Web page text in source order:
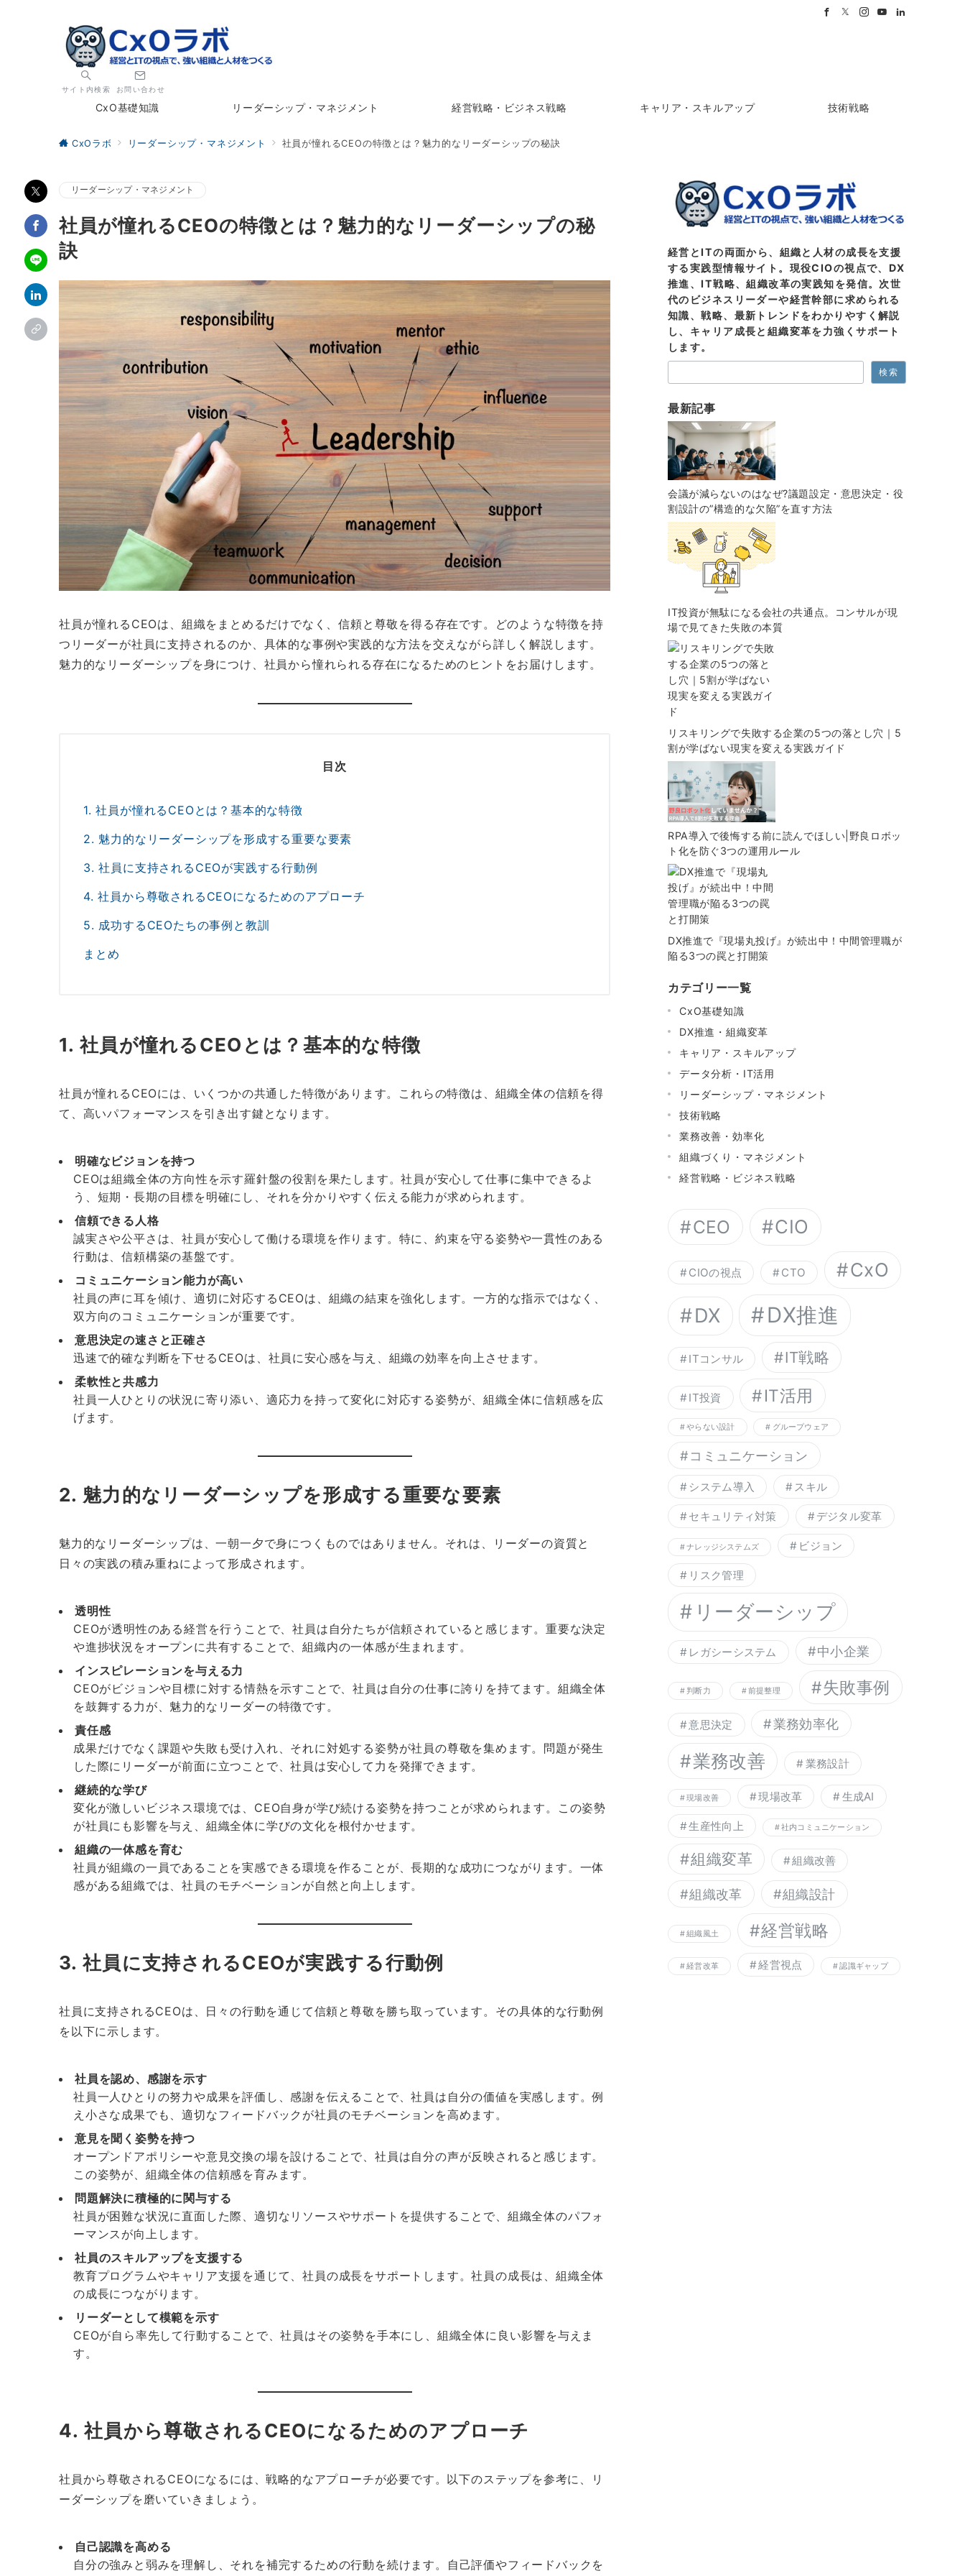
サイト内検索 お問い合わせ
CxO基礎知識 リーダーシップ・マネジメント 経営戦略・ビジネス戦略 キャリア・スキルアップ 技術戦略
CxOラボ リーダーシップ・マネジメント 社員が憧れるCEOの特徴とは？魅力的なリーダーシップの秘訣
リーダーシップ・マネジメント
社員が憧れるCEOの特徴とは？魅力的なリーダーシップの秘
訣
社員が憧れるCEOは、組織をまとめるだけでなく、信頼と尊敬を得る存在です。どのような特徴を持
つリーダーが社員に支持されるのか、具体的な事例や実践的な方法を交えながら詳しく解説します。
魅力的なリーダーシップを身につけ、社員から憧れられる存在になるためのヒントをお届けします。
目次
1. 社員が憧れるCEOとは？基本的な特徴
2. 魅力的なリーダーシップを形成する重要な要素
3. 社員に支持されるCEOが実践する行動例
4. 社員から尊敬されるCEOになるためのアプローチ
5. 成功するCEOたちの事例と教訓
まとめ
1. 社員が憧れるCEOとは？基本的な特徴
社員が憧れるCEOには、いくつかの共通した特徴があります。これらの特徴は、組織全体の信頼を得
て、高いパフォーマンスを引き出す鍵となります。
明確なビジョンを持つ
CEOは組織全体の方向性を示す羅針盤の役割を果たします。社員が安心して仕事に集中できるよ
う、短期・長期の目標を明確にし、それを分かりやすく伝える能力が求められます。
信頼できる人格
誠実さや公平さは、社員が安心して働ける環境を作ります。特に、約束を守る姿勢や一貫性のある
行動は、信頼構築の基盤です。
コミュニケーション能力が高い
社員の声に耳を傾け、適切に対応するCEOは、組織の結束を強化します。一方的な指示ではなく、
双方向のコミュニケーションが重要です。
意思決定の速さと正確さ
迅速で的確な判断を下せるCEOは、社員に安心感を与え、組織の効率を向上させます。
柔軟性と共感力
社員一人ひとりの状況に寄り添い、適応力を持って変化に対応する姿勢が、組織全体に信頼感を広
げます。
2. 魅力的なリーダーシップを形成する重要な要素
魅力的なリーダーシップは、一朝一夕で身につくものではありません。それは、リーダーの資質と
日々の実践の積み重ねによって形成されます。
透明性
CEOが透明性のある経営を行うことで、社員は自分たちが信頼されていると感じます。重要な決定
や進捗状況をオープンに共有することで、組織内の一体感が生まれます。
インスピレーションを与える力
CEOがビジョンや目標に対する情熱を示すことで、社員は自分の仕事に誇りを持てます。組織全体
を鼓舞する力が、魅力的なリーダーの特徴です。
責任感
成果だけでなく課題や失敗も受け入れ、それに対処する姿勢が社員の尊敬を集めます。問題が発生
した際にリーダーが前面に立つことで、社員は安心して力を発揮できます。
継続的な学び
変化が激しいビジネス環境では、CEO自身が学び続ける姿勢を持つことが求められます。この姿勢
が社員にも影響を与え、組織全体に学びの文化を根付かせます。
組織の一体感を育む
社員が組織の一員であることを実感できる環境を作ることが、長期的な成功につながります。一体
感がある組織では、社員のモチベーションが自然と向上します。
3. 社員に支持されるCEOが実践する行動例
社員に支持されるCEOは、日々の行動を通じて信頼と尊敬を勝ち取っています。その具体的な行動例
を以下に示します。
社員を認め、感謝を示す
社員一人ひとりの努力や成果を評価し、感謝を伝えることで、社員は自分の価値を実感します。例
え小さな成果でも、適切なフィードバックが社員のモチベーションを高めます。
意見を聞く姿勢を持つ
オープンドアポリシーや意見交換の場を設けることで、社員は自分の声が反映されると感じます。
この姿勢が、組織全体の信頼感を育みます。
問題解決に積極的に関与する
社員が困難な状況に直面した際、適切なリソースやサポートを提供することで、組織全体のパフォ
ーマンスが向上します。
社員のスキルアップを支援する
教育プログラムやキャリア支援を通じて、社員の成長をサポートします。社員の成長は、組織全体
の成長につながります。
リーダーとして模範を示す
CEOが自ら率先して行動することで、社員はその姿勢を手本にし、組織全体に良い影響を与えま
す。
4. 社員から尊敬されるCEOになるためのアプローチ
社員から尊敬されるCEOになるには、戦略的なアプローチが必要です。以下のステップを参考に、リ
ーダーシップを磨いていきましょう。
自己認識を高める
自分の強みと弱みを理解し、それを補完するための行動を続けます。自己評価やフィードバックを
経営とITの両面から、組織と人材の成長を支援
する実践型情報サイト。現役CIOの視点で、DX
推進、IT戦略、組織改革の実践知を発信。次世
代のビジネスリーダーや経営幹部に求められる
知識、戦略、最新トレンドをわかりやすく解説
し、キャリア成長と組織変革を力強くサポート
します。
検索
最新記事
会議が減らないのはなぜ?議題設定・意思決定・役
割設計の”構造的な欠陥”を直す方法
IT投資が無駄になる会社の共通点。コンサルが現
場で見てきた失敗の本質
リスキリングで失敗する企業の5つの落とし穴｜5
割が学ばない現実を変える実践ガイド
RPA導入で後悔する前に読んでほしい|野良ロボッ
ト化を防ぐ3つの運用ルール
DX推進で『現場丸投げ』が続出中！中間管理職が
陥る3つの罠と打開策
カテゴリー一覧
CxO基礎知識
DX推進・組織変革
キャリア・スキルアップ
データ分析・IT活用
リーダーシップ・マネジメント
技術戦略
業務改善・効率化
組織づくり・マネジメント
経営戦略・ビジネス戦略
CEO CIO
CIOの視点 CTO CxO
DX DX推進
ITコンサル IT戦略
IT投資 IT活用
やらない設計 グループウェア
コミュニケーション
システム導入 スキル
セキュリティ対策 デジタル変革
ナレッジシステムズ ビジョン
リスク管理
リーダーシップ
レガシーシステム 中小企業
判断力 前提整理 失敗事例
意思決定 業務効率化
業務改善 業務設計
現場改善 現場改革 生成AI
生産性向上 社内コミュニケーション
組織変革 組織改善
組織改革 組織設計
組織風土 経営戦略
経営改革 経営視点 認識ギャップ